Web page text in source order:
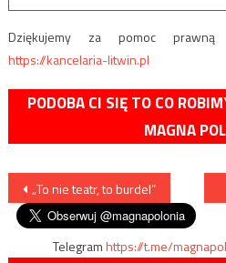
Dziękujemy za pomoc prawną
https://kancelaria-litwin.pl
PODOBA CI SIĘ TO CO
MAGNA
Nawigacja
wpisu
„To nie teatr, to burdel”
Telegramhttps://t.me/